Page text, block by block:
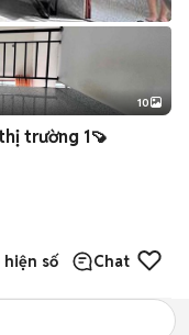
+2
10
trường 1🍠
hiện số Chat